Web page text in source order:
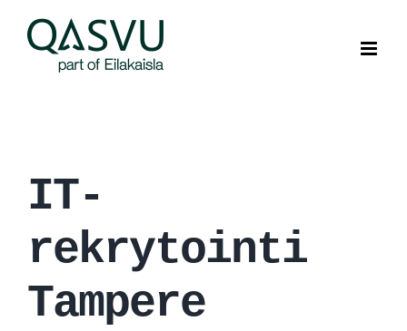
content
IT-
rekrytointi
Tampere